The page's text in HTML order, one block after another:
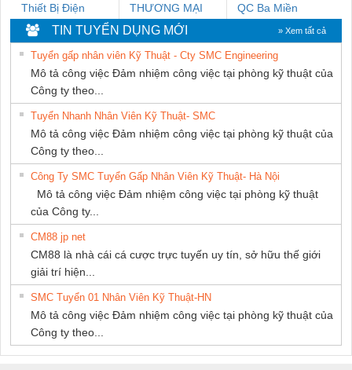
Thiết Bị Điện
Nam Quốc Thịnh
THƯƠNG MẠI
DỊCH VỤ KỸ
THUẬT ĐIỆN CƠ
GIA HƯNG
PHÁT
QC Ba Miền
TIN TUYỂN DỤNG MỚI » Xem tất cả
Tuyển gấp nhân viên Kỹ Thuật - Cty SMC Engineering
Mô tả công việc Đảm nhiệm công việc tại phòng kỹ thuật của
Công ty theo...
Tuyển Nhanh Nhân Viên Kỹ Thuật- SMC
Mô tả công việc Đảm nhiệm công việc tại phòng kỹ thuật của
Công ty theo...
Công Ty SMC Tuyển Gấp Nhân Viên Kỹ Thuật- Hà Nội
Mô tả công việc Đảm nhiệm công việc tại phòng kỹ thuật
của Công ty...
CM88 jp net
CM88 là nhà cái cá cược trực tuyến uy tín, sở hữu thế giới
giải trí hiện...
SMC Tuyển 01 Nhân Viên Kỹ Thuật-HN
Mô tả công việc Đảm nhiệm công việc tại phòng kỹ thuật của
Công ty theo...